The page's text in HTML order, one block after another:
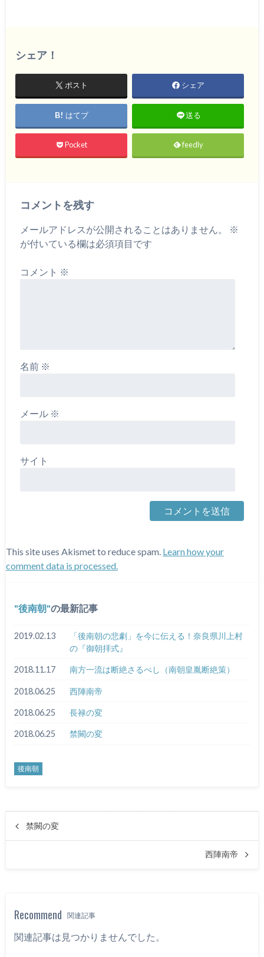
シェア！
ポスト シェア
はてブ 送る
Pocket feedly
コメントを残す
メールアドレスが公開されることはありません。
※
が付いている欄は必須項目です
コメント ※
名前 ※
メール ※
サイト
This site uses Akismet to reduce spam. Learn how your
comment data is processed.
後南朝 の最新記事
2019.02.13
「後南朝の悲劇」を今に伝える！奈良県川上村
の『御朝拝式』
2018.11.17 南方一流は断絶さるべし（南朝皇胤断絶策）
2018.06.25 西陣南帝
2018.06.25 長禄の変
2018.06.25 禁闕の変
後南朝
禁闕の変
西陣南帝
Recommend 関連記事
関連記事は見つかりませんでした。